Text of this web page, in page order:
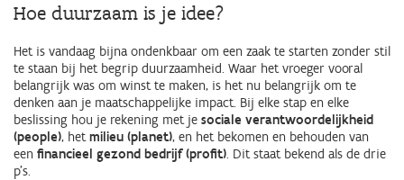
Hoe duurzaam is je idee?
Het is vandaag bijna ondenkbaar om een zaak te starten zonder stil
te staan bij het begrip duurzaamheid. Waar het vroeger vooral
belangrijk was om winst te maken, is het nu belangrijk om te
denken aan je maatschappelijke impact. Bij elke stap en elke
beslissing hou je rekening met je sociale verantwoordelijkheid
(people), hetmilieu (planet), en het bekomen en behouden van
een financieel gezond bedrijf (profit). Dit staat bekend als de drie
p’s.